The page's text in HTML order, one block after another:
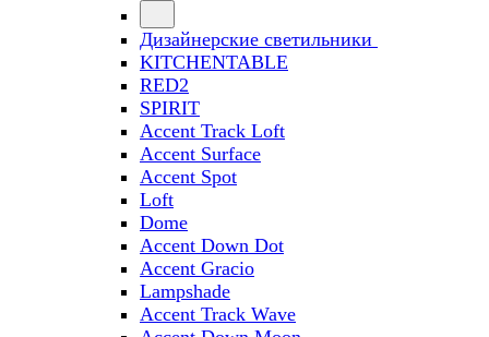
Дизайнерские светильники
KITCHENTABLE
RED2
SPIRIT
Accent Track Loft
Accent Surface
Accent Spot
Loft
Dome
Accent Down Dot
Accent Gracio
Lampshade
Accent Track Wave